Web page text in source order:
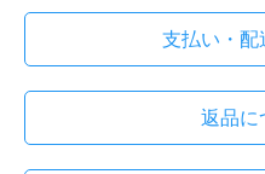
支払い・配
返品に